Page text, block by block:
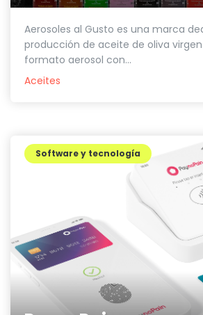
Aerosoles al Gusto es una marca
producción de aceite de oliva
formato aerosol con...
Aceites
Software y tecnología